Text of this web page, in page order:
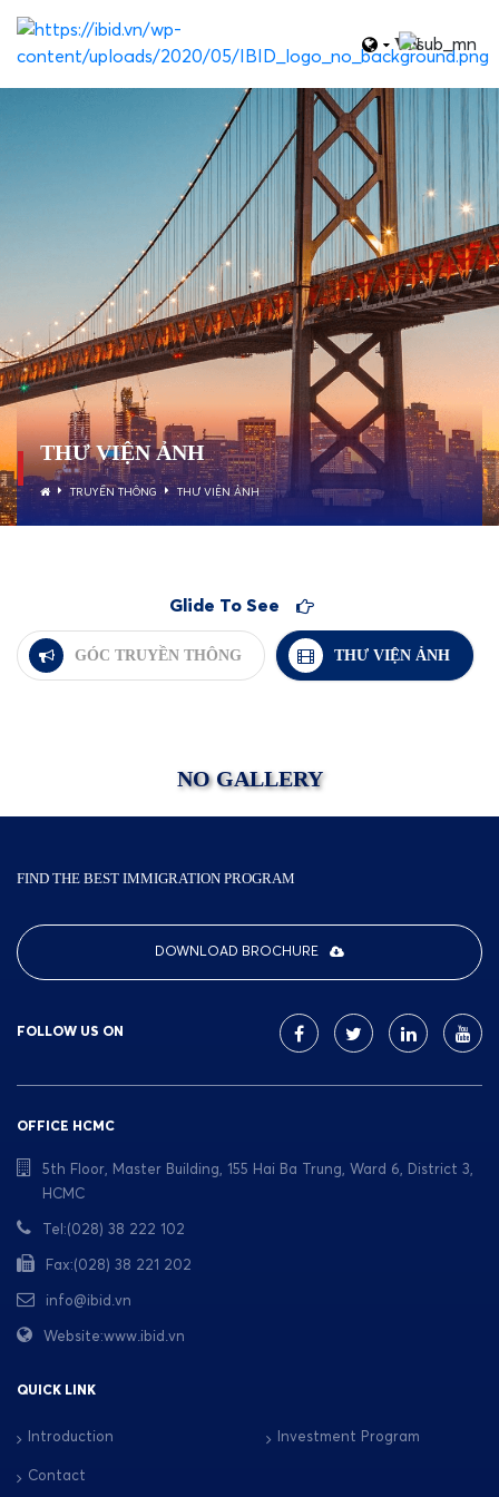
VN
THƯ VIỆN ẢNH
TRUYỀN THÔNG THƯ VIỆN ẢNH
Glide To See
GÓC TRUYỀN THÔNG THƯ VIỆN ẢNH
NO GALLERY
FIND THE BEST IMMIGRATION PROGRAM
DOWNLOAD BROCHURE
FOLLOW US ON
OFFICE HCMC
5th Floor, Master Building, 155 Hai Ba Trung, Ward 6, District 3,
HCMC
Tel:(028) 38 222 102
Fax:(028) 38 221 202
info@ibid.vn
Website:www.ibid.vn
QUICK LINK
Introduction Investment Program
Contact